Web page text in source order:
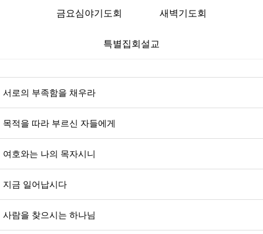
금요심야기도회 새벽기도회
특별집회설교
서로의 부족함을 채우라
목적을 따라 부르신 자들에게
여호와는 나의 목자시니
지금 일어납시다
사람을 찾으시는 하나님